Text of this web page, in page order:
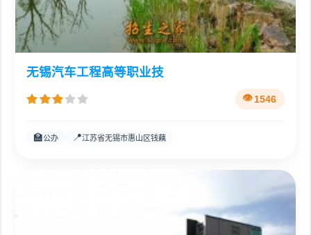
无锡汽车工程高等职业技
1546
🏫公办 📍江苏省无锡市惠山区钱藕